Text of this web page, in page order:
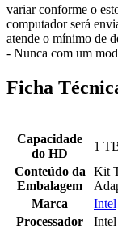
variar conforme o
computador será
atende o mínimo de
- Nunca com um
Ficha
Capacidade
do HD
1
Conteúdo da
Embalagem
Kit
Marca
Intel
Processador